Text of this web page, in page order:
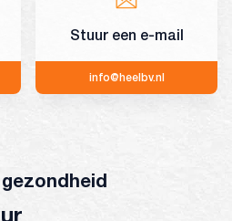
Stuur een e-mail
info@heelbv.nl